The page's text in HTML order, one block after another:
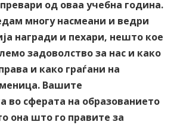
од оваа учебна година.
многу насмеани и ведри
награди и пехари, нешто кое
задоволство за нас и како
и како граѓани на
Вашите
во сферата на образованието
она што го правите за